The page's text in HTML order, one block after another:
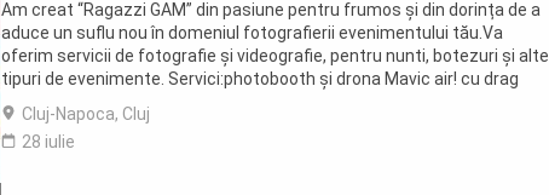
Am creat “Ragazzi GAM” din pasiune pentru frumos și din dorința de a
aduce un suflu nou în domeniul fotografierii evenimentului tău. ​Va
oferim servicii de fotografie și videografie, pentru nunti, botezuri și alte
tipuri de evenimente. Servici:photobooth și drona Mavic air! cu drag
puteți scrie și personaliza ...
Cluj-Napoca, Cluj
28 iulie